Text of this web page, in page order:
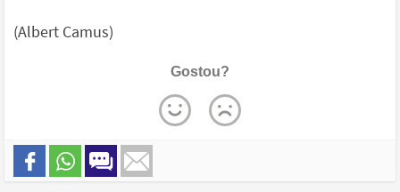
(Albert Camus)
Gostou?